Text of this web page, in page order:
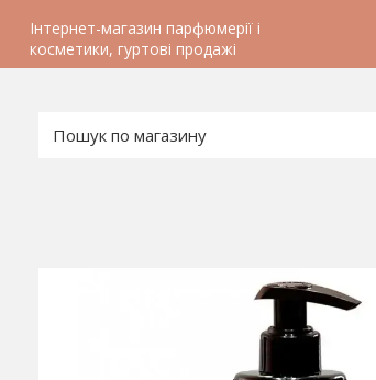
Інтернет-магазин парфюмерії і
косметики, гуртові продажі